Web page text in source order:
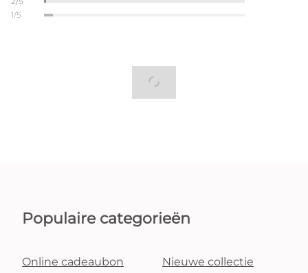
1/5
Populaire categorieën
Online cadeaubon Nieuwe collectie